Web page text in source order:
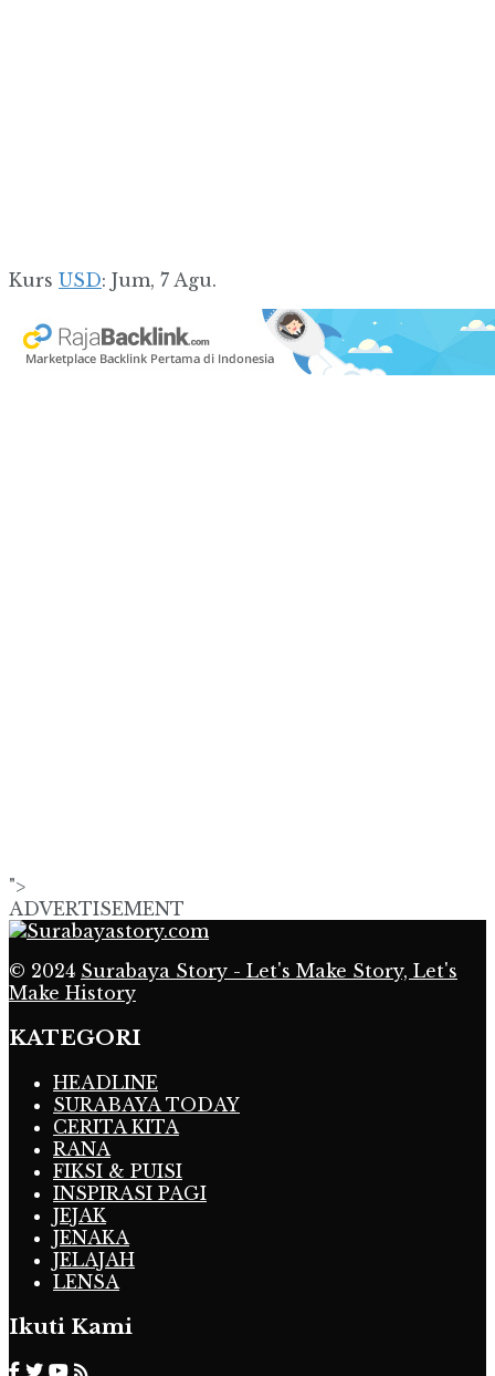
Kurs USD: Jum, 7 Agu.
">
ADVERTISEMENT
© 2024 Surabaya Story - Let's Make Story, Let's
Make History
KATEGORI
HEADLINE
SURABAYA TODAY
CERITA KITA
RANA
FIKSI & PUISI
INSPIRASI PAGI
JEJAK
JENAKA
JELAJAH
LENSA
Ikuti Kami